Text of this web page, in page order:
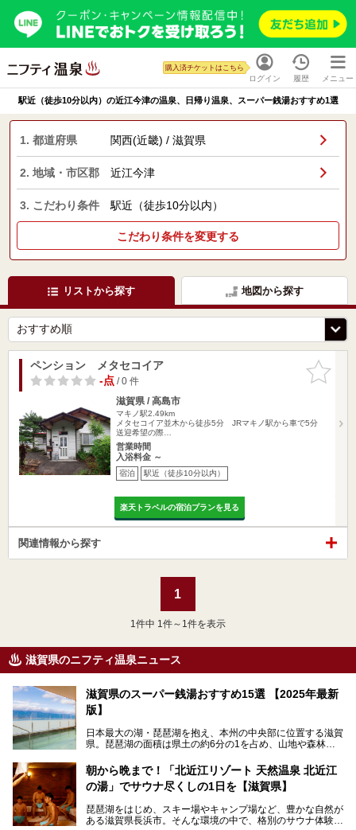
ログイン
購入済チケットはこちら
履歴 メニュー
駅近（徒歩10分以内）の近江今津の温泉、日帰り温泉、スーパー銭湯おすすめ1選
1. 都道府県 関西(近畿) / 滋賀県
2. 地域・市区郡 近江今津
3. こだわり条件 駅近（徒歩10分以内）
こだわり条件を変更する
リストから探す 地図から探す
お気に入
りに追加
ペンション メタセコイア
-点/ 0 件
滋賀県 / 高島市
マキノ駅2.49km
メタセコイア並木から徒歩5分 JRマキノ駅から車で5分
送迎希望の際…
営業時間
入浴料金 ～
宿泊 駅近（徒歩10分以内）
楽天トラベルの宿泊プランを見る
関連情報から探す
1
1 件中 1件～1件を表示
滋賀県のニフティ温泉ニュース
滋賀県のスーパー銭湯おすすめ15選 【2025年最新
版】
日本最大の湖・琵琶湖を抱え、本州の中央部に位置する滋賀
県。琵琶湖の面積は県土の約6分の1を占め、山地や森林部
して栄え、県内には世界遺産の比叡山延暦寺、天守が国宝に
指定されている彦根城、国の特別史跡の安土城跡など、多数
の史跡があります。
琵琶湖の雄大な景色を眺めながら入れる施設もありますよ。
朝から晩まで！「北近江リゾート 天然温泉 北近江
の湯」でサウナ尽くしの1日を【滋賀県】
琵琶湖をはじめ、スキー場やキャンプ場など、豊かな自然が
ある滋賀県長浜市。そんな環境の中で、格別のサウナ体験を